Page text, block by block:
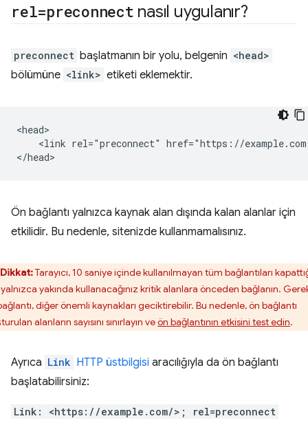
rel=preconnect nasıl uygulanır?
preconnect başlatmanın bir yolu, belgenin <head>
bölümüne <link> etiketi eklemektir.
<head>
<link rel="preconnect" href="https://
Ön bağlantı yalnızca kaynak alan dışında kalan alanlar için
etkilidir. Bu nedenle, sitenizde kullanmamalısınız.
Dikkat:Tarayıcı, 10 saniye içinde kullanılmayan tüm bağlantıları
yakında kullanacağınız kritik alanlara önceden bağlanın.
diğer önemli kaynakları geciktirebilir. Bu nedenle, ön bağlantı
alanların sayısını sınırlayın veön bağlantının etkisini test edin.
Ayrıca Link HTTP üstbilgisi aracılığıyla da ön bağlantı
başlatabilirsiniz:
Link: <https://example.com/>; rel=preconnect